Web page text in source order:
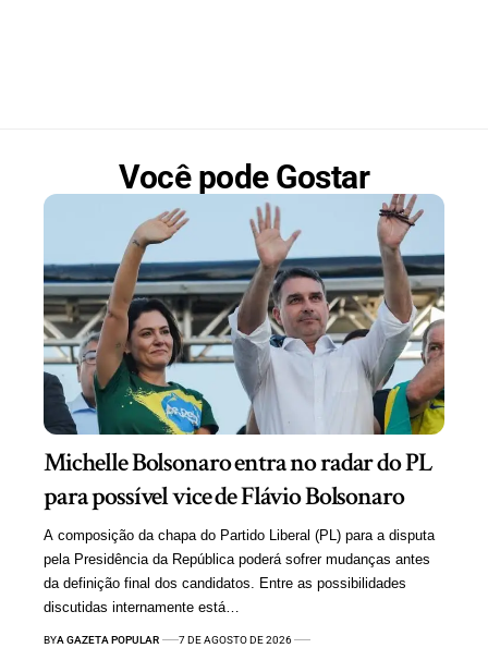
Você pode Gostar
Michelle Bolsonaro entra no radar do PL
para possível vice de Flávio Bolsonaro
A composição da chapa do Partido Liberal (PL) para a disputa
pela Presidência da República poderá sofrer mudanças antes
da definição final dos candidatos. Entre as possibilidades
discutidas internamente está…
BYA GAZETA POPULAR
7 DE AGOSTO DE 2026